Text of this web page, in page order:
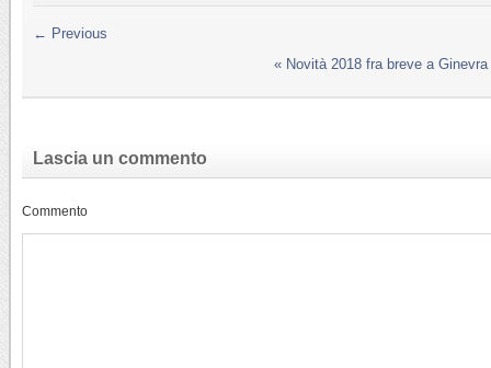
← Previous
« Novità 2018 fra breve a Ginevra
Lascia un commento
Commento